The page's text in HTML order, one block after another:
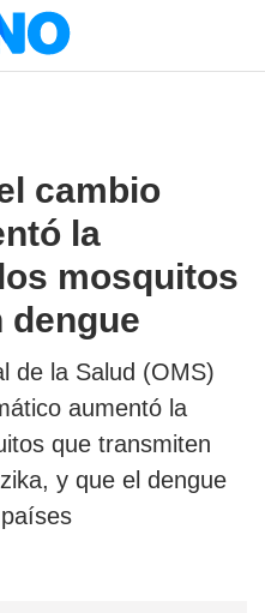
cambio
la
mosquitos
dengue
de la Salud (OMS)
aumentó la
que transmiten
y que el dengue